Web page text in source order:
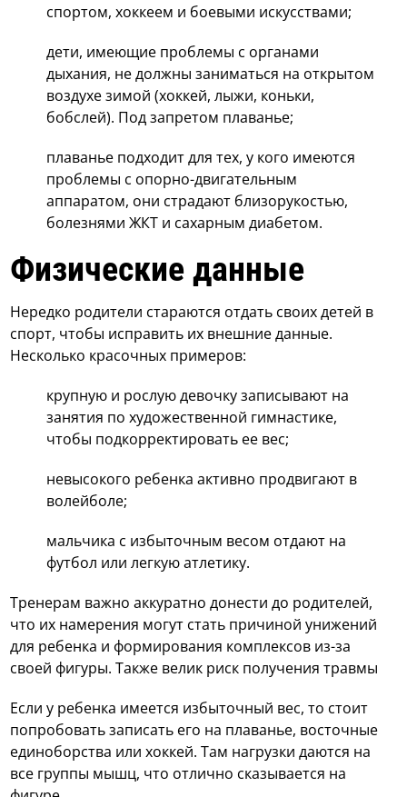
спортом, хоккеем и боевыми искусствами;
дети, имеющие проблемы с органами
дыхания, не должны заниматься на открытом
воздухе зимой (хоккей, лыжи, коньки,
бобслей). Под запретом плаванье;
плаванье подходит для тех, у кого имеются
проблемы с опорно-двигательным
аппаратом, они страдают близорукостью,
болезнями ЖКТ и сахарным диабетом.
Физические данные
Нередко родители стараются отдать своих детей в
спорт, чтобы исправить их внешние данные.
Несколько красочных примеров:
крупную и рослую девочку записывают на
занятия по художественной гимнастике,
чтобы подкорректировать ее вес;
невысокого ребенка активно продвигают в
волейболе;
мальчика с избыточным весом отдают на
футбол или легкую атлетику.
Тренерам важно аккуратно донести до родителей,
что их намерения могут стать причиной унижений
для ребенка и формирования комплексов из-за
своей фигуры. Также велик риск получения травмы
Если у ребенка имеется избыточный вес, то стоит
попробовать записать его на плаванье, восточные
единоборства или хоккей. Там нагрузки даются на
все группы мышц, что отлично сказывается на